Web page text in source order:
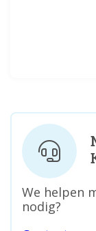
We helpen
nodig?